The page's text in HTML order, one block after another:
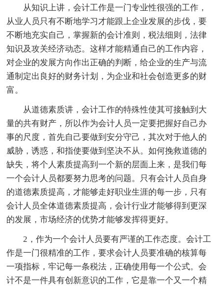
从知识上讲，会计工作是一门专业性很强的工作，
从业人员只有不断地学习才能跟上企业发展的步伐，要
不断地充实自己，掌握新的会计准则，税法细则，法律
知识及攻关经济动态。这样才能精通自己的工作内容，
对企业的发展方向作出正确的判断，给企业的生产与流
通制定出良好的财务计划，为企业和社会创造更多的财
富。
从道德素质讲，会计工作的特殊性使其可接触到大
量的共有财产，所以作为会计人员一定要把握好自己办
事的尺度，首先自己要做到安分守己，其次对于他人的
威胁，诱惑，和指使要做到坚决不从。如何挽救道德的
缺失，将个人素质提高到一个新的层面上来，是我们每
一个会计人员都要努力思考的问题。只有会计人员自身
的道德素质提高，才能够走好职业生涯的每一步，只有
会计人员全体道德素质提高，会计行业才能够得到更深
的发展，市场经济的优势才能够发挥得更好。
2，作为一个会计人员要有严谨的工作态度。会计工
作是一门很精准的工作，要求会计人员要准确的核算每
一项指标，牢记每一条税法，正确使用每一个公式。会
计不是一件具有创新意识的工作，它是靠一个又一个精